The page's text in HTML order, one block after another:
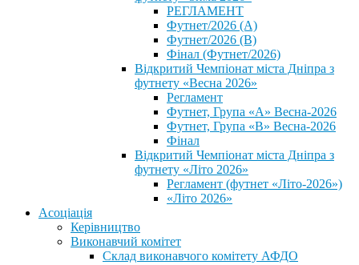
РЕГЛАМЕНТ
Футнет/2026 (А)
Футнет/2026 (В)
Фінал (Футнет/2026)
Відкритий Чемпіонат міста Дніпра з
футнету «Весна 2026»
Регламент
Футнет, Група «А» Весна-2026
Футнет, Група «В» Весна-2026
Фінал
Відкритий Чемпіонат міста Дніпра з
футнету «Літо 2026»
Регламент (футнет «Літо-2026»)
«Літо 2026»
Асоціація
Керівництво
Виконавчий комітет
Склад виконавчого комітету АФДО